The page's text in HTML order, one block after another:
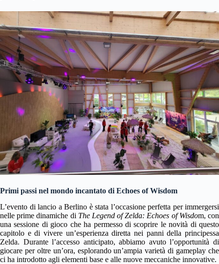
Primi passi nel mondo incantato di Echoes of Wisdom
L’evento di lancio a Berlino è stata l’occasione perfetta per immergersi
nelle prime dinamiche di The Legend of Zelda: Echoes of Wisdom, con
una sessione di gioco che ha permesso di scoprire le novità di questo
capitolo e di vivere un’esperienza diretta nei panni della principessa
Zelda. Durante l’accesso anticipato, abbiamo avuto l’opportunità di
giocare per oltre un’ora, esplorando un’ampia varietà di gameplay che
ci ha introdotto agli elementi base e alle nuove meccaniche innovative.